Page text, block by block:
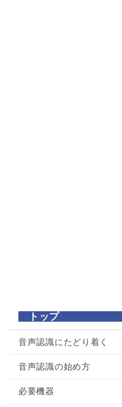
トッ
音声認識にたどり着く
音声認識の始め方
必要機器